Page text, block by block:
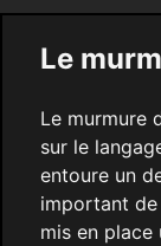
Le
Le murmure
sur le
entoure un
important de
mis en place